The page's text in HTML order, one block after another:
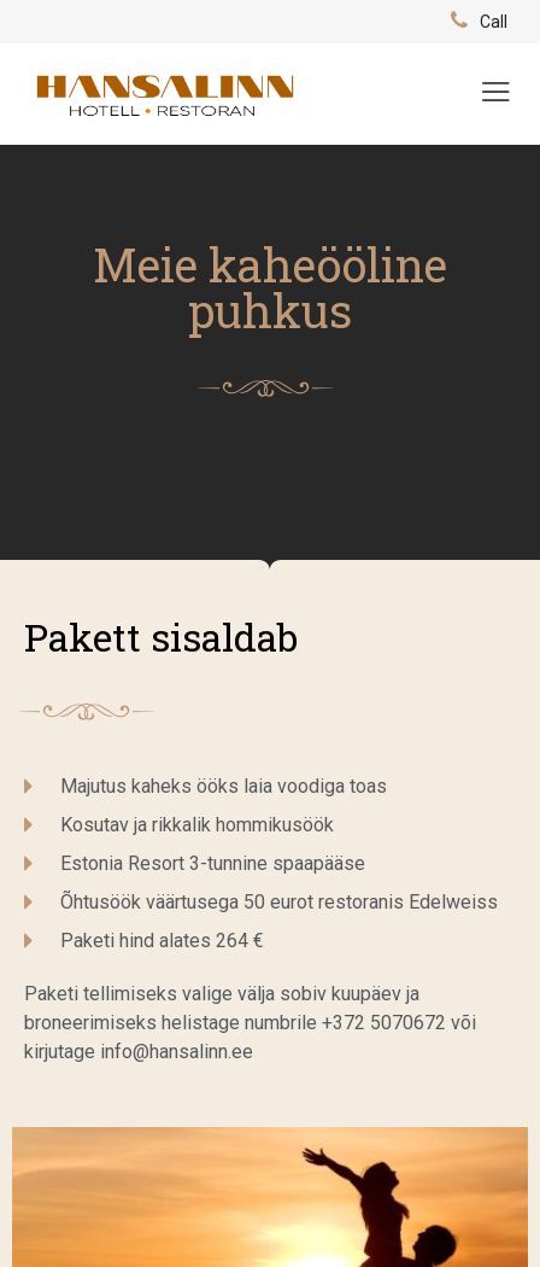
Call
Meie kaheööline
puhkus
Pakett sisaldab
Majutus kaheks ööks laia voodiga toas
Kosutav ja rikkalik hommikusöök
Estonia Resort 3-tunnine spaapääse
Õhtusöök väärtusega 50 eurot restoranis Edelweiss
Paketi hind alates 264 €
Paketi tellimiseks valige välja sobiv kuupäev ja
broneerimiseks helistage numbrile +372 5070672 või
kirjutage info@hansalinn.ee